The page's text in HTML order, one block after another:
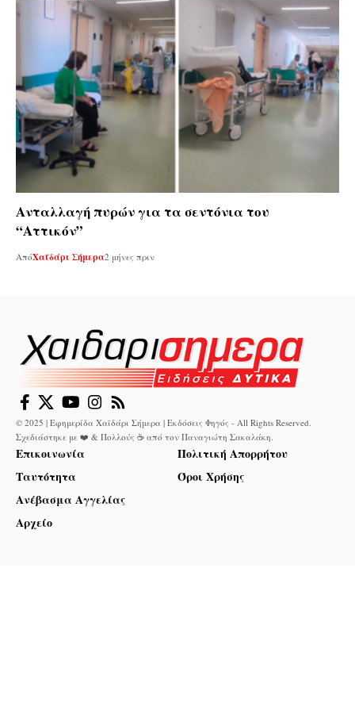
Ανταλλαγή πυρών για τα σεντόνια του
“Αττικόν”
ΑπόΧαϊδάρι Σήμερα2 μήνες πριν
© 2025 | Εφημερίδα Χαϊδάρι Σήμερα | Εκδόσεις Φηγός - All Rights Reserved.
Σχεδιάστηκε με ❤️ & Πολλούς ☕ από τον Παναγιώτη Σακαλάκη
Επικοινωνία
Ταυτότητα
Ανέβασμα Αγγελίας
Αρχείο
Πολιτική Απορρήτου
Όροι Χρήσης